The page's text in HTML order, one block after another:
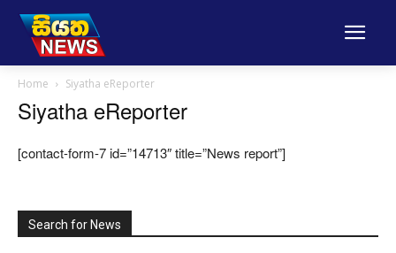
Home Siyatha eReporter
Siyatha eReporter
[contact-form-7 id=”14713″ title=”News report”]
Search for News